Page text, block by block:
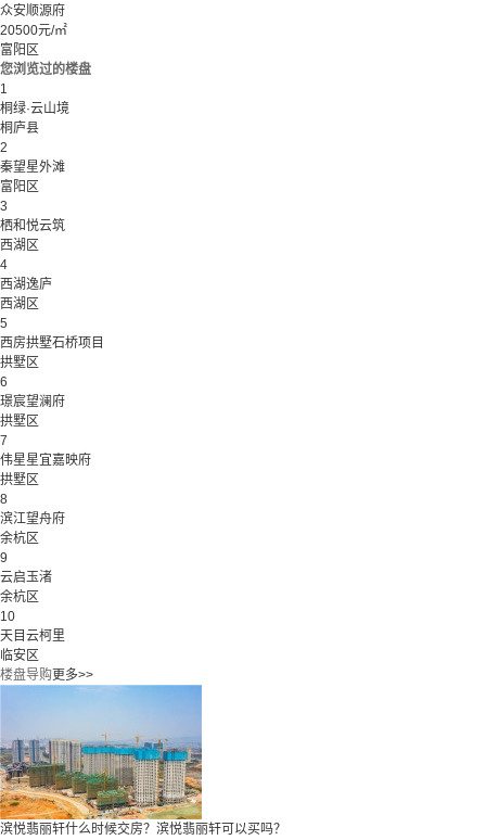
众安顺源府
20500元/㎡
富阳区
您浏览过的楼盘
1
桐绿·云山境
桐庐县
2
秦望星外滩
富阳区
3
栖和悦云筑
西湖区
4
西湖逸庐
西湖区
5
西房拱墅石桥项目
拱墅区
6
璟宸望澜府
拱墅区
7
伟星星宜嘉映府
拱墅区
8
滨江望舟府
余杭区
9
云启玉渚
余杭区
10
天目云柯里
临安区
楼盘导购更多>>
滨悦翡丽轩什么时候交房？滨悦翡丽轩可以买吗？